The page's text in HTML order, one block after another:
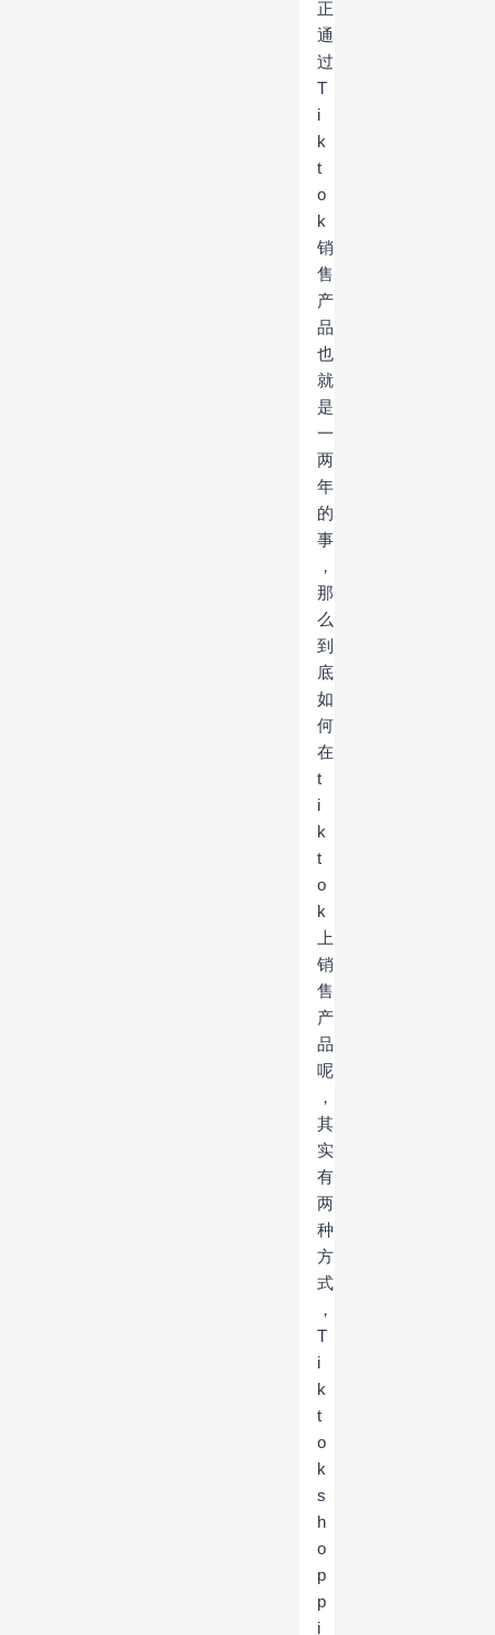
正
通
过
T
i
k
t
o
k
销
售
产
品
也
就
是
一
两
年
的
事
，
那
么
到
底
如
何
在
t
i
k
t
o
k
上
销
售
产
品
呢
，
其
实
有
两
种
方
式
，
T
i
k
t
o
k
s
h
o
p
p
i